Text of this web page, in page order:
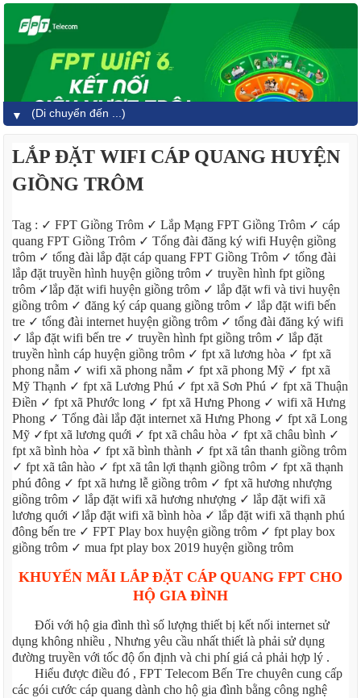
▼
LẮP ĐẶT WIFI CÁP QUANG HUYỆN
GIỒNG TRÔM
Tag : ✓ FPT Giồng Trôm ✓ Lắp Mạng FPT Giồng Trôm ✓ cáp
quang FPT Giồng Trôm ✓ Tổng đài đăng ký wifi Huyện giồng
trôm ✓ tổng đài lắp đặt cáp quang FPT Giồng Trôm ✓ tổng đài
lắp đặt truyền hình huyện giồng trôm ✓ truyền hình fpt giồng
trôm ✓lắp đặt wifi huyện giồng trôm ✓ lắp đặt wfi và tivi huyện
giồng trôm ✓ đăng ký cáp quang giồng trôm ✓ lắp đặt wifi bến
tre ✓ tổng đài internet huyện giồng trôm ✓ tổng đài đăng ký wifi
✓ lắp đặt wifi bến tre ✓ truyền hình fpt giồng trôm ✓ lắp đặt
truyền hình cáp huyện giồng trôm ✓ fpt xã lương hòa ✓ fpt xã
phong nẫm ✓ wifi xã phong nẫm ✓ fpt xã phong Mỹ ✓ fpt xã
Mỹ Thạnh ✓ fpt xã Lương Phú ✓ fpt xã Sơn Phú ✓ fpt xã Thuận
Điền ✓ fpt xã Phước long ✓ fpt xã Hưng Phong ✓ wifi xã Hưng
Phong ✓ Tổng đài lắp đặt internet xã Hưng Phong ✓ fpt xã Long
Mỹ ✓fpt xã lương quới ✓ fpt xã châu hòa ✓ fpt xã châu bình ✓
fpt xã bình hòa ✓ fpt xã bình thành ✓ fpt xã tân thanh giồng trôm
✓ fpt xã tân hào ✓ fpt xã tân lợi thạnh giồng trôm ✓ fpt xã thạnh
phú đông ✓ fpt xã hưng lễ giồng trôm ✓ fpt xã hương nhượng
giồng trôm ✓ lắp đặt wifi xã hương nhượng ✓ lắp đặt wifi xã
lương quới ✓lắp đặt wifi xã bình hòa ✓ lắp đặt wifi xã thạnh phú
đông bến tre ✓ FPT Play box huyện giồng trôm ✓ fpt play box
giồng trôm ✓ mua fpt play box 2019 huyện giồng trôm
KHUYẾN MÃI LẮP ĐẶT CÁP QUANG FPT CHO
HỘ GIA ĐÌNH
Đối với hộ gia đình thì số lượng thiết bị kết nối internet sử
dụng không nhiều , Nhưng yêu cầu nhất thiết là phải sử dụng
đường truyền với tốc độ ổn định và chi phí giá cả phải hợp lý .
Hiểu được điều đó , FPT Telecom Bến Tre chuyên cung cấp
các gói cước cáp quang dành cho hộ gia đình bằng công nghệ